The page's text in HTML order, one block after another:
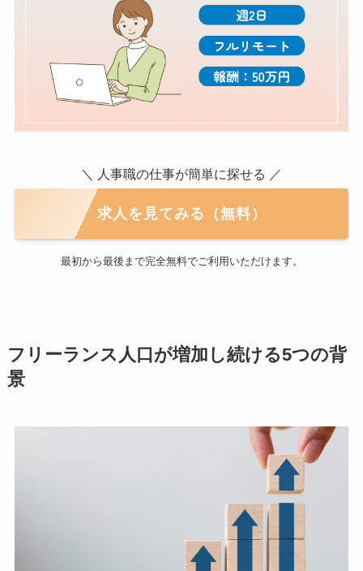
＼ 人事職の仕事が簡単に探せる ／
求人を見てみる（無料）
最初から最後まで完全無料でご利用いただけます。
フリーランス人口が増加し続ける5つの背
景